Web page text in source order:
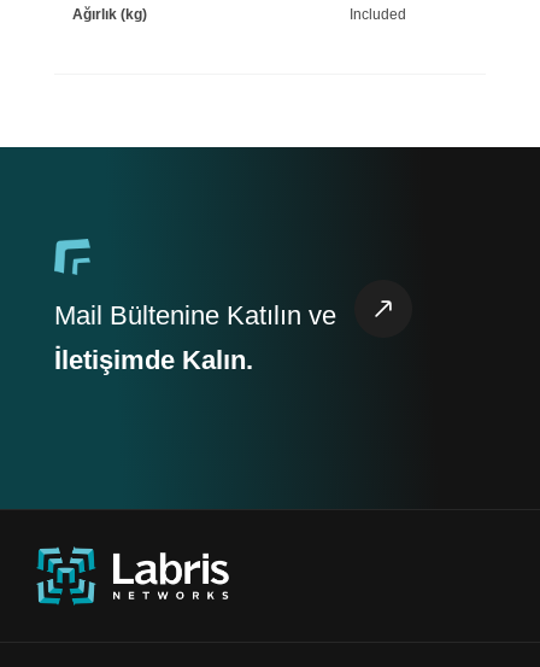
Included
Ağırlık (kg)
Mail Bültenine Katılın ve
İletişimde Kalın.